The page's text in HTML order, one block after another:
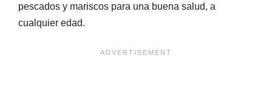
pescados y mariscos para una buena salud, a
cualquier edad.